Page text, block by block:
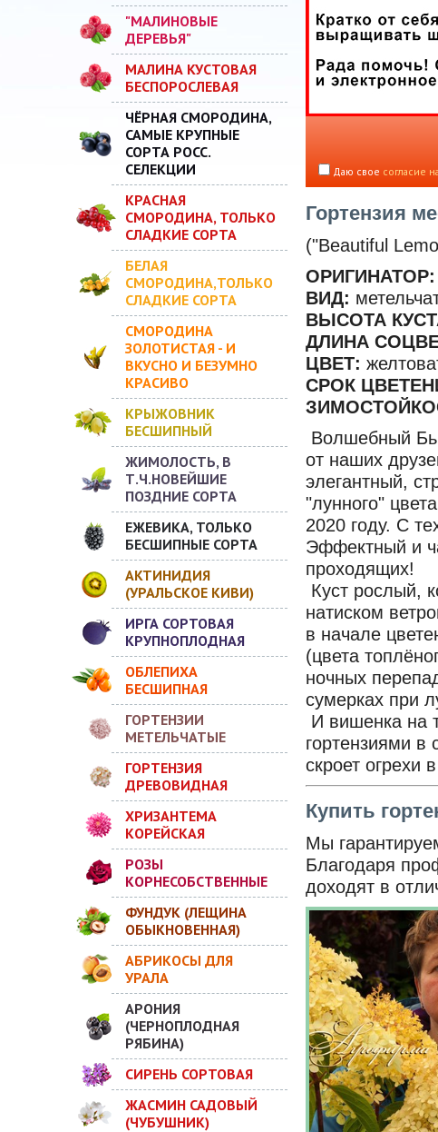
"МАЛИНОВЫЕ
ДЕРЕВЬЯ"
МАЛИНА КУСТОВАЯ
БЕСПОРОСЛЕВАЯ
ЧЁРНАЯ СМОРОДИНА,
САМЫЕ КРУПНЫЕ
СОРТА РОСС.
СЕЛЕКЦИИ
КРАСНАЯ
СМОРОДИНА, ТОЛЬКО
СЛАДКИЕ СОРТА
БЕЛАЯ
СМОРОДИНА,ТОЛЬКО
СЛАДКИЕ СОРТА
СМОРОДИНА
ЗОЛОТИСТАЯ - И
ВКУСНО И БЕЗУМНО
КРАСИВО
КРЫЖОВНИК
БЕСШИПНЫЙ
ЖИМОЛОСТЬ, В
Т.Ч.НОВЕЙШИЕ
ПОЗДНИЕ СОРТА
ЕЖЕВИКА, ТОЛЬКО
БЕСШИПНЫЕ СОРТА
АКТИНИДИЯ
(УРАЛЬСКОЕ КИВИ)
ИРГА СОРТОВАЯ
КРУПНОПЛОДНАЯ
ОБЛЕПИХА
БЕСШИПНАЯ
ГОРТЕНЗИИ
МЕТЕЛЬЧАТЫЕ
ГОРТЕНЗИЯ
ДРЕВОВИДНАЯ
ХРИЗАНТЕМА
КОРЕЙСКАЯ
РОЗЫ
КОРНЕСОБСТВЕННЫЕ
ФУНДУК (ЛЕЩИНА
ОБЫКНОВЕННАЯ)
АБРИКОСЫ ДЛЯ
УРАЛА
АРОНИЯ
(ЧЕРНОПЛОДНАЯ
РЯБИНА)
СИРЕНЬ СОРТОВАЯ
ЖАСМИН САДОВЫЙ
(ЧУБУШНИК)
Даю свое согласие
Гортензия
("Beautiful
ОРИГИНАТОР:
ВИД:
ВЫСОТА
ДЛИНА
ЦВЕТ:
СРОК
Волшебный
от наших
элегантный,
"лунного"
2020 году. С
Эффектный и
проходящих!
Куст рослый,
натиском
в начале
(цвета
ночных
сумерках при
И вишенка на
гортензиями в
скроет огрехи
Купить
Мы
Благодаря
доходят в